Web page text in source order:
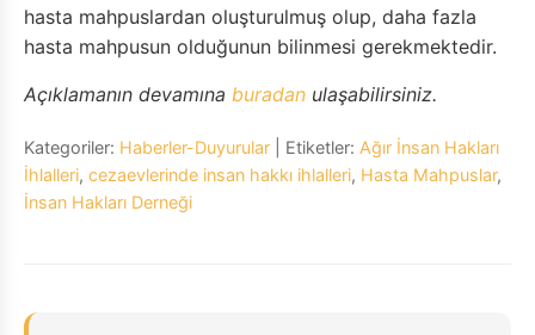
hasta mahpuslardan oluşturulmuş olup, daha fazla
hasta mahpusun olduğunun bilinmesi gerekmektedir.
Açıklamanın devamına buradan ulaşabilirsiniz.
Kategoriler: Haberler-Duyurular | Etiketler: Ağır İnsan Hakları
İhlalleri, cezaevlerinde insan hakkı ihlalleri, Hasta Mahpuslar,
İnsan Hakları Derneği